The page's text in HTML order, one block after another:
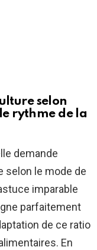
selon
rythme de la
demande
selon le mode de
imparable
parfaitement
de ce ratio
En